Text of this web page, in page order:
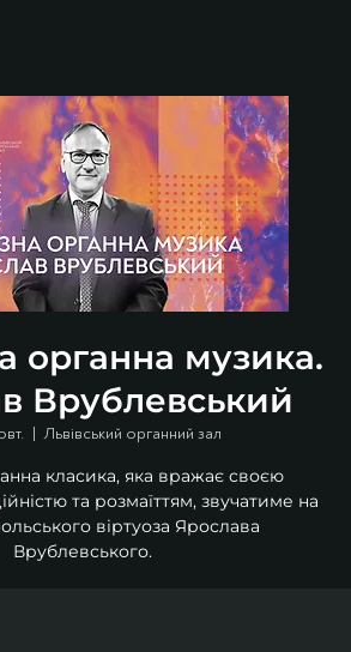
органна музика.
Врублевський
  |
Львівський органний зал
класика, яка вражає своєю
та розмаїттям, звучатиме на
віртуоза Ярослава
Врублевського.